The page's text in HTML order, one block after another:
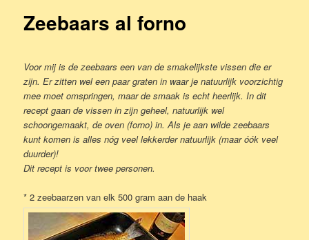
inhoud
inhoud
Zeebaars al forno
Voor mij is de zeebaars een van de smakelijkste vissen die er
zijn. Er zitten wel een paar graten in waar je natuurlijk voorzichtig
mee moet omspringen, maar de smaak is echt heerlijk. In dit
recept gaan de vissen in zijn geheel, natuurlijk wel
schoongemaakt, de oven (forno) in. Als je aan wilde zeebaars
kunt komen is alles nóg veel lekkerder natuurlijk (maar óók veel
duurder)!
Dit recept is voor twee personen.
* 2 zeebaarzen van elk 500 gram aan de haak